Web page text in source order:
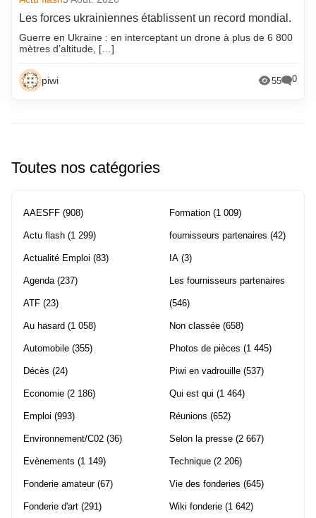
Les forces ukrainiennes établissent un record mondial.
Guerre en Ukraine : en interceptant un drone à plus de 6 800
mètres d’altitude, […]
piwi 55 0
Toutes nos catégories
AAESFF (908)
Actu flash (1 299)
Actualité Emploi (83)
Agenda(237)
ATF (23)
Au hasard (1 058)
Automobile (355)
Décès (24)
Economie (2 186)
Emploi (993)
Environnement/C02 (36)
Evènements (1 149)
Fonderie amateur(67)
Fonderie d'art (291)
Formation (1 009)
fournisseurs partenaires (42)
IA (3)
Les fournisseurs partenaires
(546)
Non classée (658)
Photos de pièces (1 445)
Piwi en vadrouille (537)
Qui est qui (1 464)
Réunions (652)
Selon la presse (2 667)
Technique (2 206)
Vie des fonderies (645)
Wiki fonderie (1 642)